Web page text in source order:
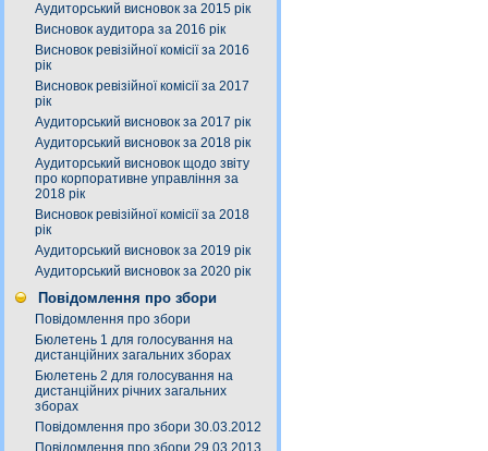
Аудиторський висновок за 2015 рік
Висновок аудитора за 2016 рік
Висновок ревізійної комісії за 2016
рік
Висновок ревізійної комісії за 2017
рік
Аудиторський висновок за 2017 рік
Аудиторський висновок за 2018 рік
Аудиторський висновок щодо звіту
про корпоративне управління за
2018 рік
Висновок ревізійної комісії за 2018
рік
Аудиторський висновок за 2019 рік
Аудиторський висновок за 2020 рік
Повідомлення про збори
Повідомлення про збори
Бюлетень 1 для голосування на
дистанційних загальних зборах
Бюлетень 2 для голосування на
дистанційних річних загальних
зборах
Повідомлення про збори 30.03.2012
Повідомлення про збори 29.03.2013